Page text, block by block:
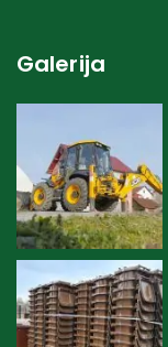
Galerija